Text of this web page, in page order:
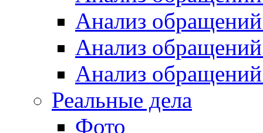
Анализ
Анализ
Анализ
Реальные дела
Фото